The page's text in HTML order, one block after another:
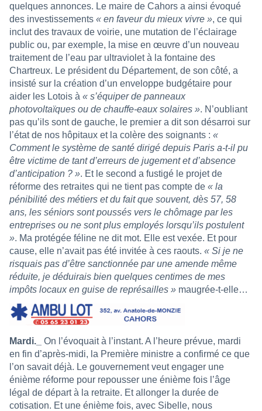
quelques annonces. Le maire de Cahors a ainsi évoqué
des investissements « en faveur du mieux vivre », ce qui
inclut des travaux de voirie, une mutation de l’éclairage
public ou, par exemple, la mise en œuvre d’un nouveau
traitement de l’eau par ultraviolet à la fontaine des
Chartreux. Le président du Département, de son côté, a
insisté sur la création d’un enveloppe budgétaire pour
aider les Lotois à « s’équiper de panneaux
photovoltaïques ou de chauffe-eaux solaires ». N’oubliant
pas qu’ils sont de gauche, le premier a dit son désarroi sur
l’état de nos hôpitaux et la colère des soignants : «
Comment le système de santé dirigé depuis Paris a-t-il pu
être victime de tant d’erreurs de jugement et d’absence
d’anticipation ? ». Et le second a fustigé le projet de
réforme des retraites qui ne tient pas compte de « la
pénibilité des métiers et du fait que souvent, dès 57, 58
ans, les séniors sont poussés vers le chômage par les
entreprises ou ne sont plus employés lorsqu’ils postulent
». Ma protégée féline ne dit mot. Elle est vexée. Et pour
cause, elle n’avait pas été invitée à ces raouts. « Si je ne
risquais pas d’être sanctionnée par une amende même
réduite, je déduirais bien quelques centimes de mes
impôts locaux en guise de représailles » maugrée-t-elle…
Mardi._ On l’évoquait à l’instant. A l’heure prévue, mardi
en fin d’après-midi, la Première ministre a confirmé ce que
l’on savait déjà. Le gouvernement veut engager une
énième réforme pour repousser une énième fois l’âge
légal de départ à la retraite. Et allonger la durée de
cotisation. Et une énième fois, avec Sibelle, nous